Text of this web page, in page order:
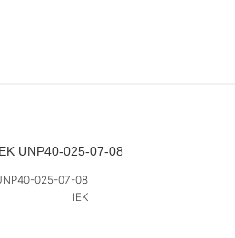
UNP40-025-07-08
025-07-08
IEK